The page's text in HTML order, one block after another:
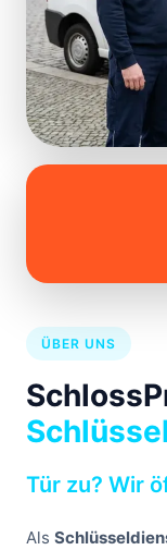
ÜBER UNS
Tür zu? Wir
Als